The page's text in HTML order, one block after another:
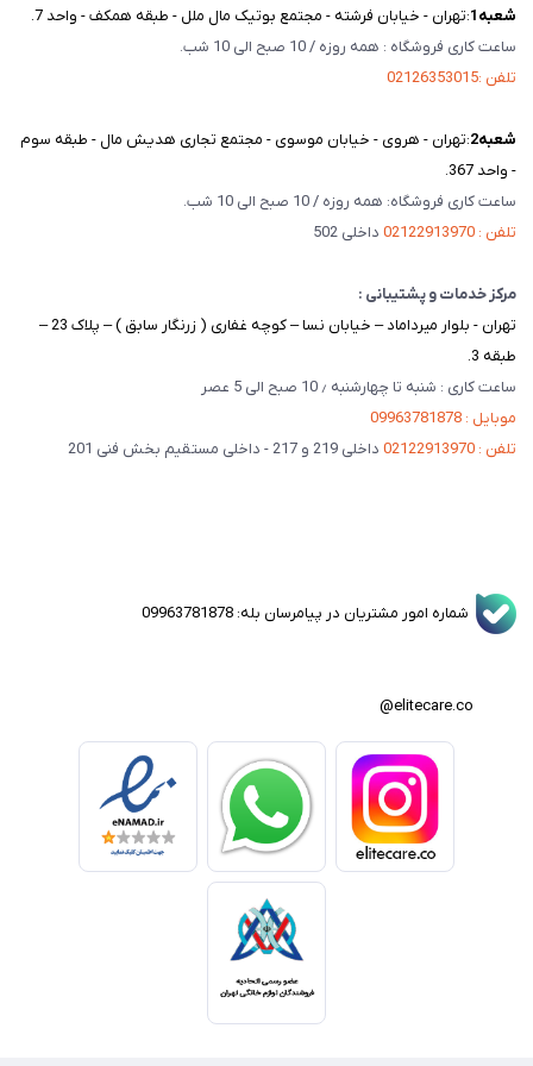
شعبه‌1 :تهران - خیابان فرشته - مجتمع بوتیک مال ملل - طبقه همکف - واحد 7.
ساعت کاری فروشگاه : همه روزه / 10 صبح الی 10 شب.
تلفن :02126353015
شعبه‌2 :تهران - هروی - خیابان موسوی - مجتمع تجاری هدیش مال - طبقه سوم
- واحد 367.
ساعت کاری فروشگاه: همه روزه / 10 صبح الی 10 شب.
تلفن : 02122913970
داخلی 502
مرکز خدمات و پشتیبانی :
تهران - بلوار میرداماد – خیابان نسا – کوچه غفاری ( زرنگار سابق ) – پلاک 23 –
طبقه 3.
ساعت کاری : شنبه تا چهارشنبه ٫ 10 صبح الی 5 عصر
موبایل : 09963781878
تلفن : 02122913970
داخلی 219 و 217 - داخلی مستقیم بخش فنی 201
شماره امور مشتریان در پیامرسان بله: 09963781878